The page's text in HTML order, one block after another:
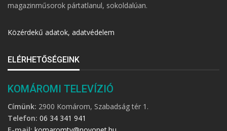
magazinműsorok pártatlanul, sokoldalúan.
Közérdekű adatok, adatvédelem
ELÉRHETŐSÉGEINK
KOMÁROMI TELEVÍZIÓ
Címünk: 2900 Komárom, Szabadság tér 1.
Telefon: 06 34 341 941